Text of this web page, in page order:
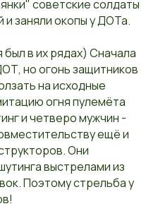
советские солдаты
и заняли окопы у ДОТа.
в их рядах) Сначала
но огонь защитников
на исходные
огня пулемёта
и четверо мужчин -
ещё и
Они
выстрелами из
Поэтому стрельба у